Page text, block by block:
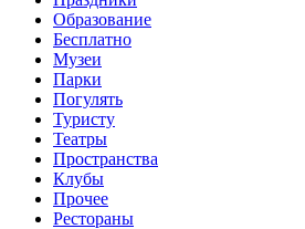
Образование
Бесплатно
Музеи
Парки
Погулять
Туристу
Театры
Пространства
Клубы
Прочее
Рестораны